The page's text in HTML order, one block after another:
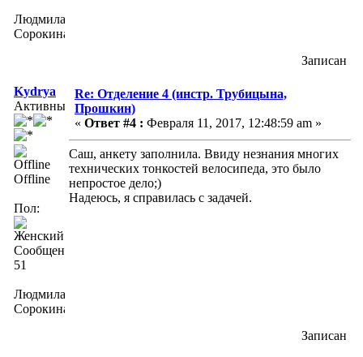
Людмила
Сорокина
Записан
Kydrya
Активный
Offline
Пол:
Сообщений:
51
Людмила
Сорокина
Re: Отделение 4 (инстр. Трубицына,
Прошкин)
« Ответ #4 : Февраля 11, 2017, 12:48:59 am »
Саш, анкету заполнила. Ввиду незнания многих
технических тонкостей велосипеда, это было
непростое дело;)
Надеюсь, я справилась с задачей.
Записан